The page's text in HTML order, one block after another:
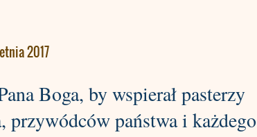
2017
Boga, by wspierał pasterzy
przywódców państwa i każdego